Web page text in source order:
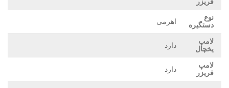
فریزر
نوع
دستگیره
اهرمی
لامپ
یخچال
دارد
لامپ
فریزر
دارد